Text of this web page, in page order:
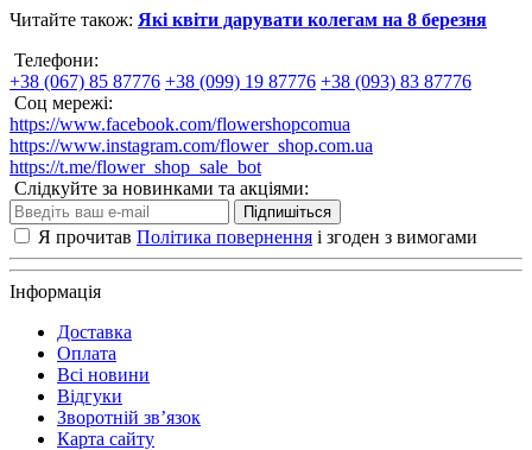
Читайте також: Які квіти дарувати колегам на 8 березня
Телефони:
+38 (067) 85 87776 +38 (099) 19 87776 +38 (093) 83 87776
Соц мережі:
https://www.facebook.com/flowershopcomua
https://www.instagram.com/flower_shop.com.ua
https://t.me/flower_shop_sale_bot
Слідкуйте за новинками та акціями:
Підпишіться
Я прочитав Політика повернення і згоден з вимогами
Інформація
Доставка
Оплата
Всі новини
Відгуки
Зворотній зв’язок
Карта сайту